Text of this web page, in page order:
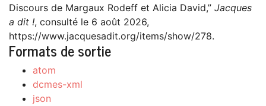
Discours de Margaux Rodeff et Alicia David,” Jacques
a dit !, consulté le 6 août 2026,
https://www.jacquesadit.org/items/show/278.
Formats de sortie
atom
dcmes-xml
json